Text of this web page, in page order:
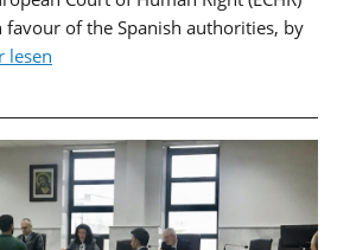
of the Spanish authorities, by
lesen